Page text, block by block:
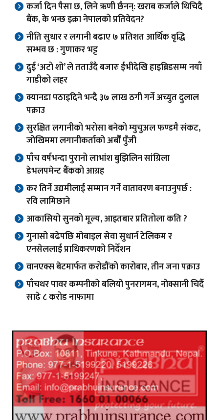
कर्जा दिन पैसा छ, लिने ऋणी छैनन्: खराब कर्जाले थिचिदै
बैंक, के भन्छ इक्रा नेपालको प्रतिवेदन?
नीति सुधार र लगानी बढाए ७ प्रतिशत आर्थिक वृद्धि
सम्भव छ : गुणाकर भट्ट
दुई ‘अटो शो’ ले तताउँदै बजारः ईभीदेखि हाइब्रिडसम्म नयाँ
गाडीको लहर
क्यानडा पठाइदिने भन्दै ३७ लाख ठगी गर्ने अच्युत दुलाल
पक्राउ
सुरक्षित लगानीको भरोसा बनेको म्युचुअल फण्डमै संकट,
जोखिममा लगानीकर्ताको अर्बौं पुँजी
पाँच वर्षभन्दा पुरानो लाभांश बुझिलिन सांग्रिला
डेभलपमेन्ट बैंकको आग्रह
कर तिर्ने उद्यमीलाई सम्मान गर्ने वातावरण बनाउनुपर्छ :
रवि लामिछाने
आकासियो सुनको मूल्य, आइतबार प्रतितोला कति ?
गुनासो बढेपछि मोबाइल सेवा सुधार्न टेलिकम र
एनसेललाई प्राधिकरणको निर्देशन
वानएक्स बेटमार्फत करोडौंको कारोबार, तीन जना पक्राउ
पाँचथर पावर कम्पनीको बलियो पुनरागमन, नोक्सानी चिर्दै
साढे ८ करोड नाफामा